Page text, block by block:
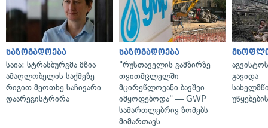
საზოგადოება
საია: სტრასბურგმა მზია
ამაღლობელის საქმეზე
რიგით მეოთხე საჩივარი
დაარეგისტრირა
საზოგადოება
"რუსთაველის გამზირზე
თვითმცლელში
მცირეწლოვანი ბავშვი
იმყოფებოდა" — GWP
სამართლებრივ ზომებს
მიმართავს
გავიდა